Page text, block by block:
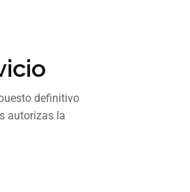
definitivo
autorizas la